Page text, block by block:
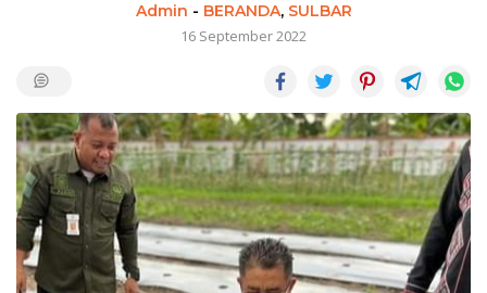
Admin - BERANDA, SULBAR
16 September 2022